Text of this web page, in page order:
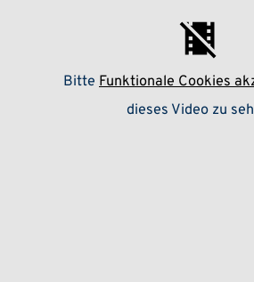
Bitte Funktionale Cookies
dieses Video zu